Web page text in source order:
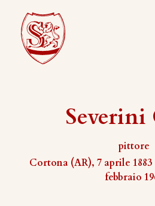
pittore
Cortona (AR), 7 aprile
febbraio